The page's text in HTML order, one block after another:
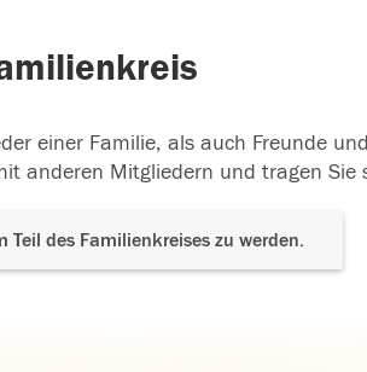
einer Familie, als auch Freunde
anderen Mitgliedern und tragen Sie
Teil des Familienkreises zu werden.